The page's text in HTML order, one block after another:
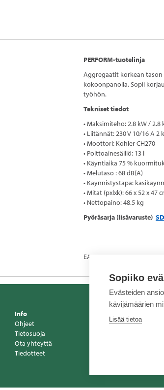
PERFORM-tuotelinja
Aggregaatit korkean tason
kokoonpanolla. Sopii
työhön.
Tekniset tiedot
• Maksimiteho: 2.8 kW / 2.8
• Liitännät: 230 V 10/16 A 2
• Moottori: Kohler CH270
• Polttoainesäiliö: 13 l
• Käyntiaika 75 %
• Melutaso : 68 dB(A)
• Käynnistystapa:
• Mitat (pxlxk): 66 x 52 x 47
• Nettopaino: 48.5 kg
Pyöräsarja (lisävaruste)
EAN 3499231003565
Info
Ohjeet
Tietosuoja
Ota yhteyttä
Tiedotteet
Sopiiko
Evästeiden
kävijämäärien
Lisää tietoa